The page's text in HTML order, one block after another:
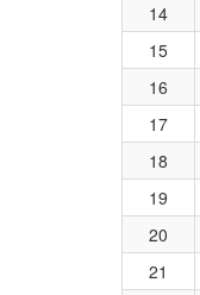
14
15
16
17
18
19
20
21